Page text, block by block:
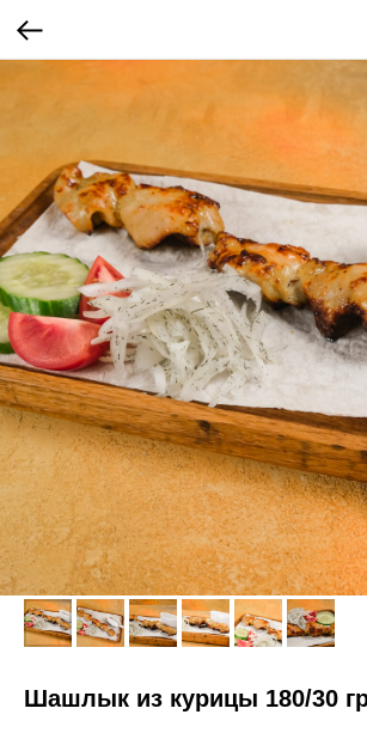
Шашлык из курицы 180/30